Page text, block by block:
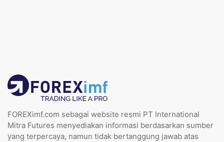
FOREXimf.com sebagai website resmi PT International
Mitra Futures menyediakan informasi berdasarkan sumber
yang terpercaya, namun tidak bertanggung jawab atas